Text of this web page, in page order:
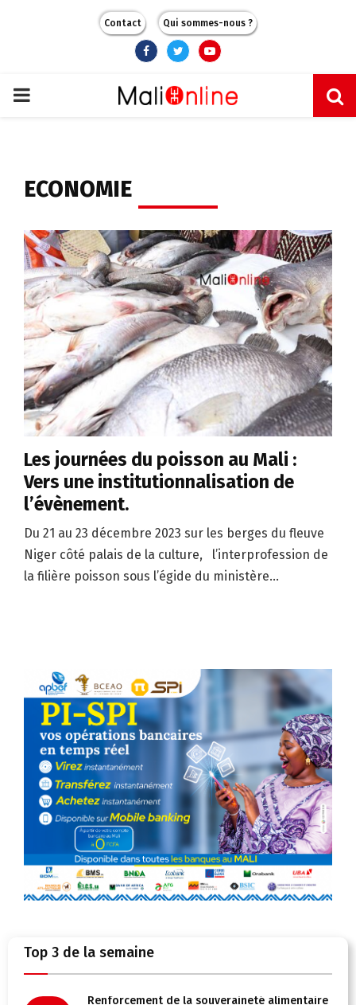
Contact Qui sommes-nous ?
FacebookTwitterYoutube
PRIMARY
ECONOMIE
Les journées du poisson au Mali :
Vers une institutionnalisation de
l’évènement.
Du 21 au 23 décembre 2023 sur les berges du fleuve
Niger côté palais de la culture, l’interprofession de
la filière poisson sous l’égide du ministère...
Top 3 de la semaine
Renforcement de la souveraineté alimentaire